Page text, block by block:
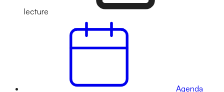
lecture
Agenda